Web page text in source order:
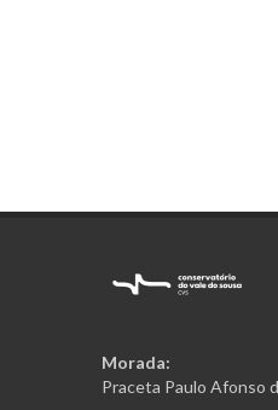
Morada:
Praceta Paulo Afonso